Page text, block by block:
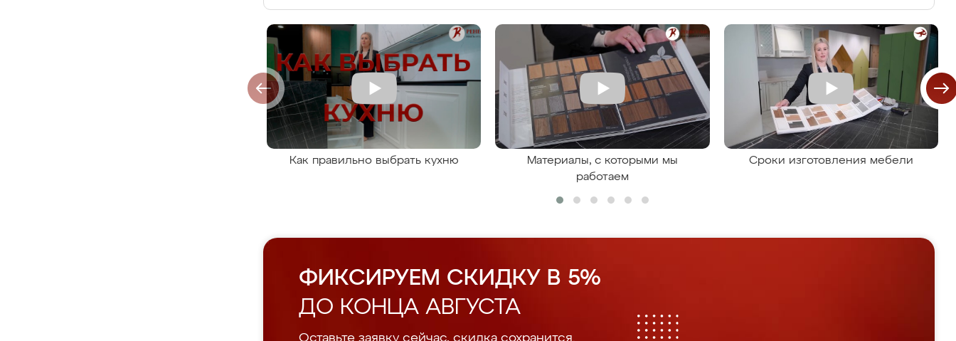
Как правильно выбрать кухню
Материалы, с которыми мы
работаем
Сроки изготовления мебели
ФИКСИРУЕМ СКИДКУ В 5%
ДО КОНЦА АВГУСТА
Оставьте заявку сейчас, скидка сохранится.